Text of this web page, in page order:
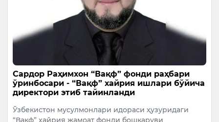
Сардор Раҳимхон “Вақф” фонди раҳбари
ўринбосари - “Вақф” хайрия ишлари бўйича
директори этиб тайинланди
Ўзбекистон мусулмонлари идораси ҳузуридаги
“Вақф” хайрия жамоат фонди бошқаруви